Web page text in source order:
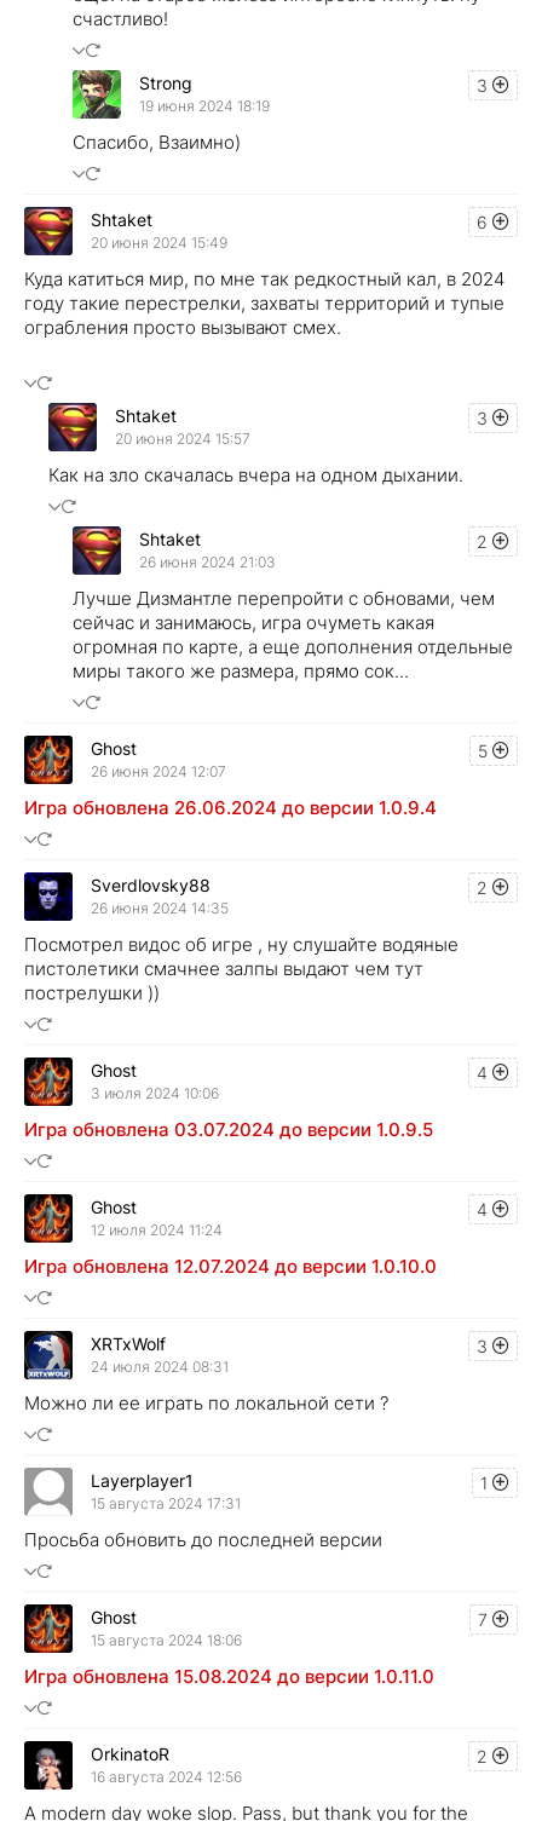
счастливо!
3
Strong
19 июня 2024 18:19
Спасибо, Взаимно)
6
Shtaket
20 июня 2024 15:49
Куда катиться мир, по мне так редкостный кал, в 2024
году такие перестрелки, захваты территорий и тупые
ограбления просто вызывают смех.
3
Shtaket
20 июня 2024 15:57
Как на зло скачалась вчера на одном дыхании.
2
Shtaket
26 июня 2024 21:03
Лучше Дизмантле перепройти с обновами, чем
сейчас и занимаюсь, игра очуметь какая
огромная по карте, а еще дополнения отдельные
миры такого же размера, прямо сок...
5
Ghost
26 июня 2024 12:07
Игра обновлена 26.06.2024 до версии 1.0.9.4
2
Sverdlovsky88
26 июня 2024 14:35
Посмотрел видос об игре , ну слушайте водяные
пистолетики смачнее залпы выдают чем тут
пострелушки ))
4
Ghost
3 июля 2024 10:06
Игра обновлена 03.07.2024 до версии 1.0.9.5
4
Ghost
12 июля 2024 11:24
Игра обновлена 12.07.2024 до версии 1.0.10.0
3
XRTxWolf
24 июля 2024 08:31
Можно ли ее играть по локальной сети ?
1
Layerplayer1
15 августа 2024 17:31
Просьба обновить до последней версии
7
Ghost
15 августа 2024 18:06
Игра обновлена 15.08.2024 до версии 1.0.11.0
2
OrkinatoR
16 августа 2024 12:56
A modern day woke slop. Pass, but thank you for the